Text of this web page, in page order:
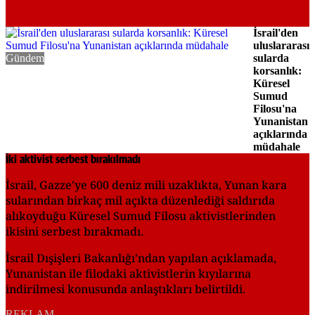
Gündem
İsrail'den
uluslararası
sularda
korsanlık:
Küresel
Sumud
Filosu'na
Yunanistan
açıklarında
müdahale
İki aktivist serbest bırakılmadı
İsrail, Gazze'ye 600 deniz mili uzaklıkta, Yunan kara
sularından birkaç mil açıkta düzenlediği saldırıda
alıkoyduğu Küresel Sumud Filosu aktivistlerinden
ikisini serbest bırakmadı.
İsrail Dışişleri Bakanlığı'ndan yapılan açıklamada,
Yunanistan ile filodaki aktivistlerin kıyılarına
indirilmesi konusunda anlaştıkları belirtildi.